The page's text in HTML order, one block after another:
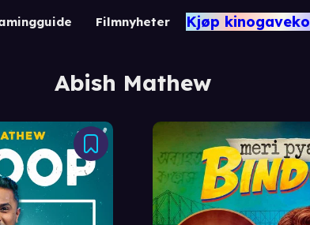
Filmnyheter Kjøp
Abish Mathew